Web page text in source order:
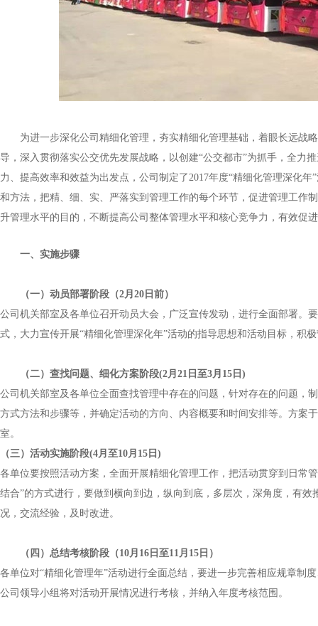
为进一步深化公司精细化管理，夯实精细化管理基础，着眼长远战
导，深入贯彻落实公交优先发展战略，以创建“公交都市”为抓手，全力
力、提高效率和效益为出发点，公司制定了2017年度“精细化管理深化年
和方法，把精、细、实、严落实到管理工作的每个环节，促进管理工作
升管理水平的目的，不断提高公司整体管理水平和核心竞争力，有效促
一、实施步骤
（一）动员部署阶段（2月 20 日前）
公司机关部室及各单位召开动员大会，广泛宣传发动，进行全面部署。
式，大力宣传开展“精细化管理深化年”活动的指导思想和活动目标，积
（二）查找问题、细化方案阶段(2月 21 日至3月 15 日 )
公司机关部室及各单位全面查找管理中存在的问题，针对存在的问题，
方式方法和步骤等，并确定活动的方向、内容概要和时间安排等。方案于
室。
（三）活动实施阶段(4月至10月 15 日 )
各单位要按照活动方案，全面开展精细化管理工作，把活动贯穿到日常
结合”的方式进行，要做到横向到边，纵向到底，多层次，深角度，有
况，交流经验，及时改进。
（四）总结考核阶段（10月 16 日至11月 15 日）
各单位对“精细化管理年”活动进行全面总结，要进一步完善相应规章制
公司领导小组将对活动开展情况进行考核，并纳入年度考核范围。